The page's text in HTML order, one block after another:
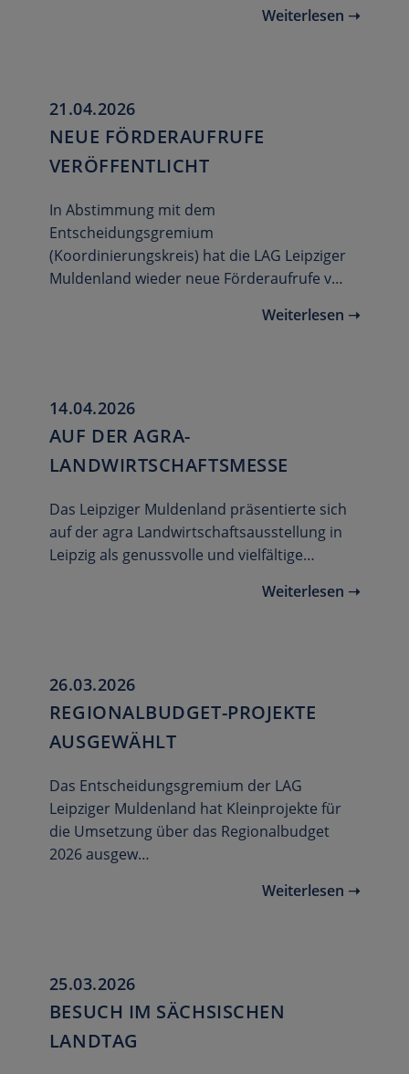
Weiterlesen ➝
21.04.2026
NEUE FÖRDERAUFRUFE
VERÖFFENTLICHT
In Abstimmung mit dem
Entscheidungsgremium
(Koordinierungskreis) hat die LAG Leipziger
Muldenland wieder neue Förderaufrufe v…
Weiterlesen ➝
14.04.2026
AUF DER AGRA-
LANDWIRTSCHAFTSMESSE
Das Leipziger Muldenland präsentierte sich
auf der agra Landwirtschaftsausstellung in
Leipzig als genussvolle und vielfältige…
Weiterlesen ➝
26.03.2026
REGIONALBUDGET-PROJEKTE
AUSGEWÄHLT
Das Entscheidungsgremium der LAG
Leipziger Muldenland hat Kleinprojekte für
die Umsetzung über das Regionalbudget
2026 ausgew…
Weiterlesen ➝
25.03.2026
BESUCH IM SÄCHSISCHEN
LANDTAG